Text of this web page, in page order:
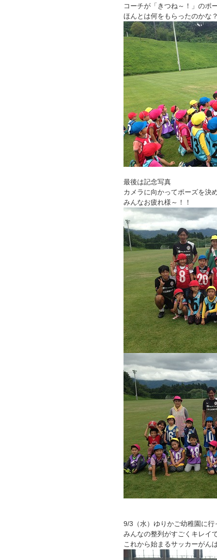
コーチが「きつね～！」のポ
ほんとは何をもらったのかな
最後は記念写真
カメラに向かってポーズを決
みんなお疲れ様～！！
9/3（水）ゆりかご幼稚園に行
みんなの整列がすごくキレイ
これから始まるサッカーがん